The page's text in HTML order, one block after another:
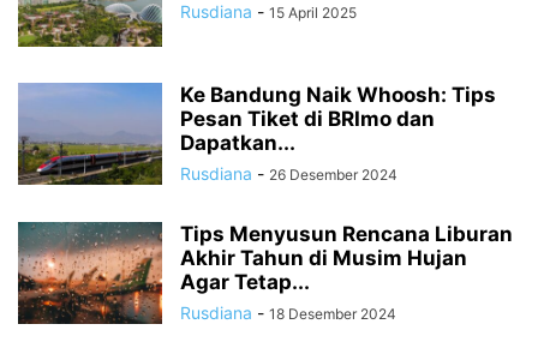
Rusdiana - 15 April 2025
Ke Bandung Naik Whoosh: Tips
Pesan Tiket di BRImo dan
Dapatkan...
Rusdiana - 26 Desember 2024
Tips Menyusun Rencana Liburan
Akhir Tahun di Musim Hujan
Agar Tetap...
Rusdiana - 18 Desember 2024